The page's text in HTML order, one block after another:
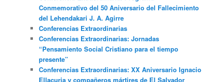
Conmemorativo del 50 Aniversario del Fallecimiento
del Lehendakari J. A. Agirre
Conferencias Extraordinarias
Conferencias Extraordinarias: Jornadas
“Pensamiento Social Cristiano para el tiempo
presente”
Conferencias Extraordinarias: XX Aniversario Ignacio
Ellacuria y compañeros mártires de El Salvador